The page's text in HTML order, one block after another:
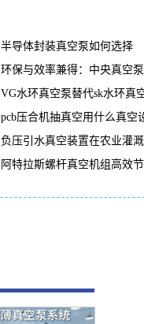
半导体封装真空泵如何选择
环保与效率兼得：中央真空
VG水环真空泵替代sk水环真
pcb压合机抽真空用什么真空
负压引水真空装置在农业灌
阿特拉斯螺杆真空机组高效